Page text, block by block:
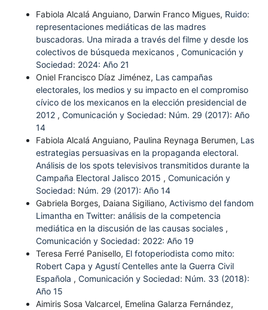
Fabiola Alcalá Anguiano, Darwin Franco Migues, Ruido:
representaciones mediáticas de las madres
buscadoras. Una mirada a través del filme y desde los
colectivos de búsqueda mexicanos , Comunicación y
Sociedad: 2024: Año 21
Oniel Francisco Díaz Jiménez, Las campañas
electorales, los medios y su impacto en el compromiso
cívico de los mexicanos en la elección presidencial de
2012 , Comunicación y Sociedad: Núm. 29 (2017): Año
14
Fabiola Alcalá Anguiano, Paulina Reynaga Berumen, Las
estrategias persuasivas en la propaganda electoral.
Análisis de los spots televisivos transmitidos durante la
Campaña Electoral Jalisco 2015 , Comunicación y
Sociedad: Núm. 29 (2017): Año 14
Gabriela Borges, Daiana Sigiliano, Activismo del fandom
Limantha en Twitter: análisis de la competencia
mediática en la discusión de las causas sociales ,
Comunicación y Sociedad: 2022: Año 19
Teresa Ferré Panisello, El fotoperiodista como mito:
Robert Capa y Agustí Centelles ante la Guerra Civil
Española , Comunicación y Sociedad: Núm. 33 (2018):
Año 15
Aimiris Sosa Valcarcel, Emelina Galarza Fernández,